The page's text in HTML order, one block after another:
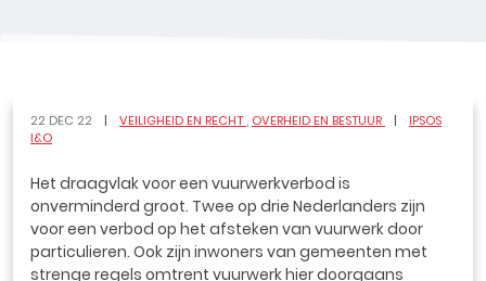
22 DEC 22 VEILIGHEID EN RECHT OVERHEID EN BESTUUR
IPSOS
I&O
Het draagvlak voor een vuurwerkverbod is
onverminderd groot. Twee op drie Nederlanders zijn
voor een verbod op het afsteken van vuurwerk door
particulieren. Ook zijn inwoners van gemeenten met
strenge regels omtrent vuurwerk hier doorgaans